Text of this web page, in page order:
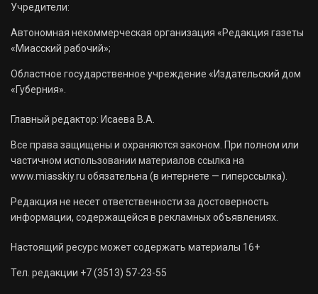
Учредители:
Автономная некоммерческая организация «Редакция газеты
«Миасский рабочий»;
Областное государственное учреждение «Издательский дом
«Губерния».
Главный редактор: Исаева В.А.
Все права защищены и охраняются законом. При полном или
частичном использовании материалов ссылка на
www.miasskiy.ru обязательна (в интернете — гиперссылка).
Редакция не несет ответственности за достоверность
информации, содержащейся в рекламных объявлениях.
Настоящий ресурс может содержать материалы 16+
Тел. редакции +7 (3513) 57-23-55